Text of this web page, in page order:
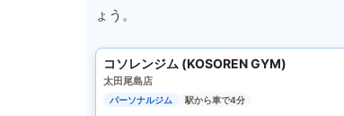
ょう。
コソレンジム (KOSOREN GYM)
太田尾島店
パーソナルジム 駅から車で4分